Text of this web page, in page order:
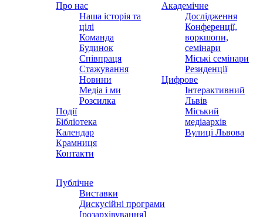
Про нас
Наша історія та
цілі
Команда
Будинок
Співпраця
Стажування
Новини
Медіа і ми
Розсилка
Події
Бібліотека
Календар
Крамниця
Контакти
Академічне
Дослідження
Конференції,
воркшопи,
семінари
Міські семінари
Резиденції
Цифрове
Інтерактивний
Львів
Міський
медіаархів
Вулиці Львова
Публічне
Виставки
Дискусійні програми
[розархівування]